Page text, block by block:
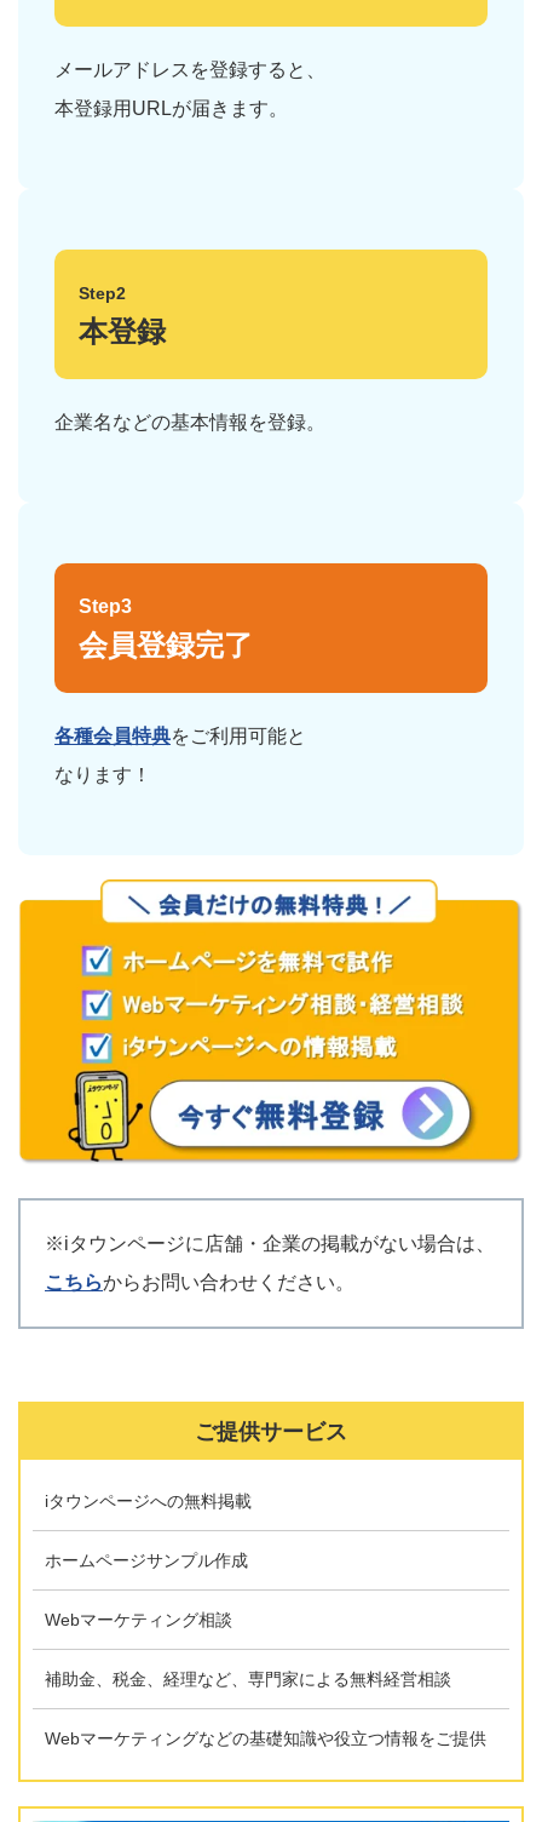
メールアドレスを登録すると、
本登録用URLが届きます。
Step2
本登録
企業名などの基本情報を登録。
Step3
会員登録完了
各種会員特典をご利用可能と
なります！
※iタウンページに店舗・企業の掲載がない場合は、
こちらからお問い合わせください。
ご提供サービス
iタウンページへの無料掲載
ホームページサンプル作成
Webマーケティング相談
補助金、税金、経理など、専門家による無料経営相談
Webマーケティングなどの基礎知識や役立つ情報をご提供